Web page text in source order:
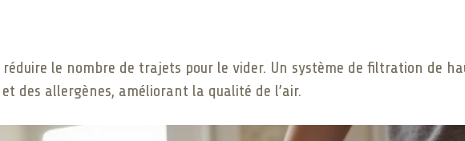
réduire le nombre de trajets pour le vider. Un système de filtration de
des allergènes, améliorant la qualité de l’air.